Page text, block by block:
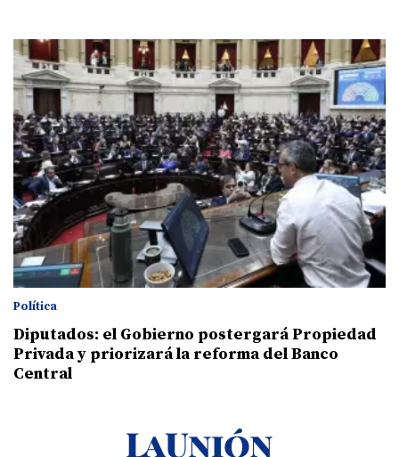
Política
Diputados: el Gobierno postergará Propiedad
Privada y priorizará la reforma del Banco
Central